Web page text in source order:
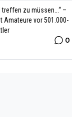
treffen zu müssen...“ –
Amateure vor 501.000-
0